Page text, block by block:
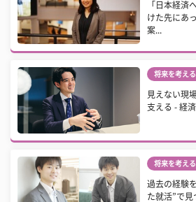
「日本経済
けた先にあ
案...
将来を考える
見えない現
支える - 経
将来を考える
過去の経験
た就活”で見